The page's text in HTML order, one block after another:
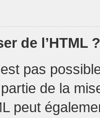
de l’HTML ?
pas
de la
peut